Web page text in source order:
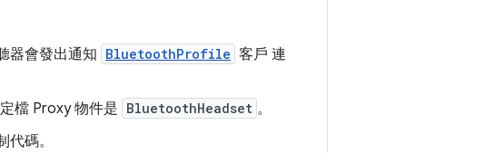
器會發出通知 BluetoothProfile 客戶 連
檔 Proxy 物件是 BluetoothHeadset 。
碼。